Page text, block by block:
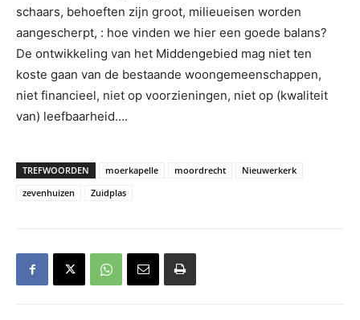
schaars, behoeften zijn groot, milieueisen worden
aangescherpt, : hoe vinden we hier een goede balans?
De ontwikkeling van het Middengebied mag niet ten
koste gaan van de bestaande woongemeenschappen,
niet financieel, niet op voorzieningen, niet op (kwaliteit
van) leefbaarheid….
TREFWOORDEN moerkapelle moordrecht
Nieuwerkerk
zevenhuizen
Zuidplas